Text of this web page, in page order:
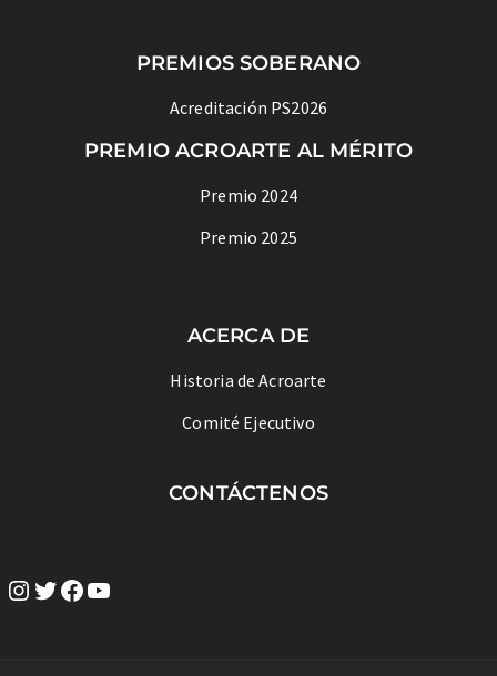
PREMIOS SOBERANO
Acreditación PS2026
PREMIO ACROARTE AL MÉRITO
Premio 2024
Premio 2025
ACERCA DE
Historia de Acroarte
Comité Ejecutivo
CONTÁCTENOS